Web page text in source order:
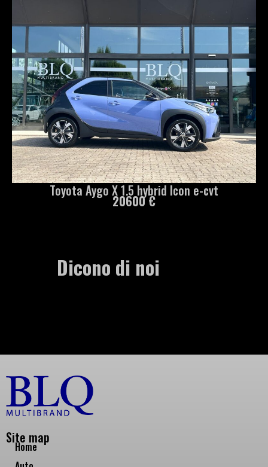
Toyota Aygo X 1.5 hybrid Icon e-cvt
20600 €
Dicono di noi
Site map
Home